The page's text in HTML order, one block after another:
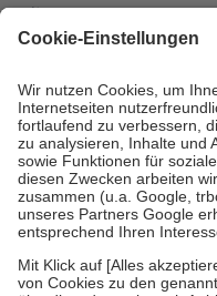
mit.
Grundsätzlich leisten
höchstens zehn Euro.
Es
Kosten der Leistung zu
Diese Regeln gelten
Bei Heilmitteln und
Zuzahlung zehn Prozent der
Verordnung.
Um das Engagement der
stärken und die besondere
fallenkeine Zuzahlungenan
• Kindern und Jugendlichen